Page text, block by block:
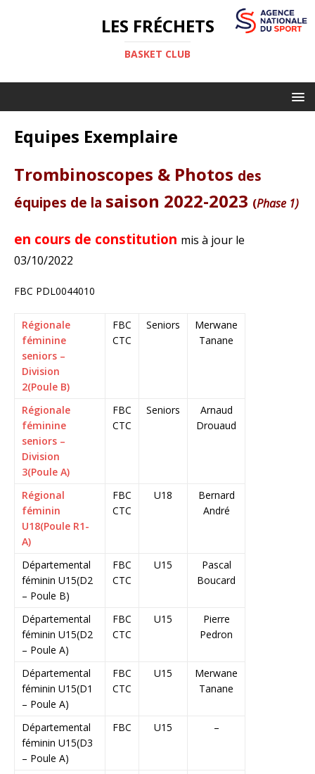
LES FRÉCHETS
BASKET CLUB
Equipes Exemplaire
Trombinoscopes & Photos des
équipes de la saison 2022-2023 (Phase 1)
en cours de constitution mis à jour le
03/10/2022
FBC PDL0044010
Régionale
féminine
seniors –
Division
2(Poule B)
FBC
CTC
Seniors
Merwane
Tanane
Régionale
féminine
seniors –
Division
3(Poule A)
FBC
CTC
Seniors
Arnaud
Drouaud
Régional
féminin
U18(Poule R1-
A)
FBC
CTC
U18
Bernard
André
Départemental
féminin U15(D2
– Poule B)
FBC
CTC
U15
Pascal
Boucard
Départemental
féminin U15(D2
– Poule A)
FBC
CTC
U15
Pierre
Pedron
Départemental
féminin U15(D1
– Poule A)
FBC
CTC
U15
Merwane
Tanane
Départemental
féminin U15(D3
– Poule A)
FBC U15 –